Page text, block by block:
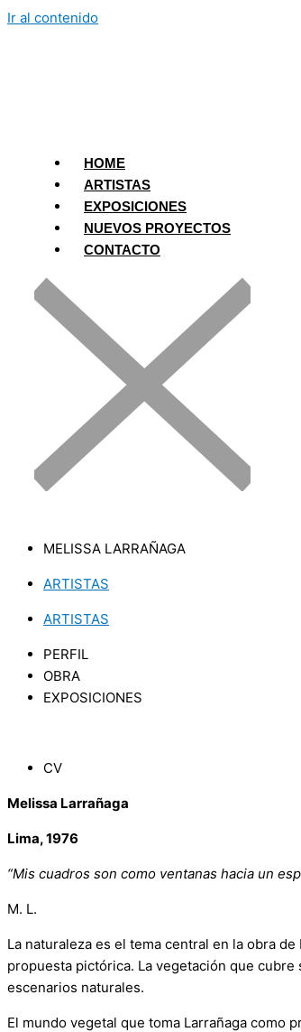
Ir al contenido
HOME
ARTISTAS
EXPOSICIONES
NUEVOS PROYECTOS
CONTACTO
MELISSA LARRAÑAGA
ARTISTAS
ARTISTAS
PERFIL
OBRA
EXPOSICIONES
CV
Melissa Larrañaga
Lima, 1976
“Mis cuadros son como ventanas hacia un
M. L.
La naturaleza es el tema central en la obra
propuesta pictórica. La vegetación que
escenarios naturales.
El mundo vegetal que toma Larrañaga como